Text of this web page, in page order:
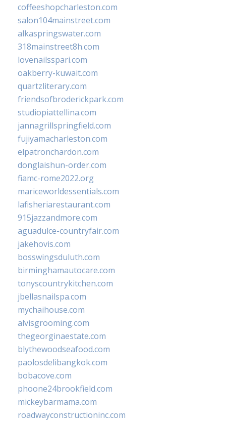
coffeeshopcharleston.com
salon104mainstreet.com
alkaspringswater.com
318mainstreet8h.com
lovenailsspari.com
oakberry-kuwait.com
quartzliterary.com
friendsofbroderickpark.com
studiopiattellina.com
jannagrillspringfield.com
fujiyamacharleston.com
elpatronchardon.com
donglaishun-order.com
fiamc-rome2022.org
mariceworldessentials.com
lafisheriarestaurant.com
915jazzandmore.com
aguadulce-countryfair.com
jakehovis.com
bosswingsduluth.com
birminghamautocare.com
tonyscountrykitchen.com
jbellasnailspa.com
mychaihouse.com
alvisgrooming.com
thegeorginaestate.com
blythewoodseafood.com
paolosdelibangkok.com
bobacove.com
phoone24brookfield.com
mickeybarmama.com
roadwayconstructioninc.com